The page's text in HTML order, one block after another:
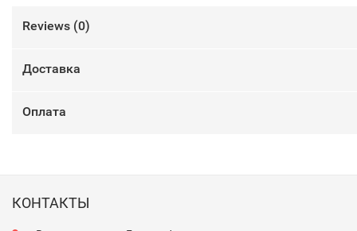
Reviews (0)
Доставка
Оплата
КОНТАКТЫ